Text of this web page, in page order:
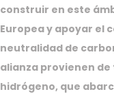
construir en este
Europea y apoyar el
neutralidad de
alianza provienen
hidrógeno, que